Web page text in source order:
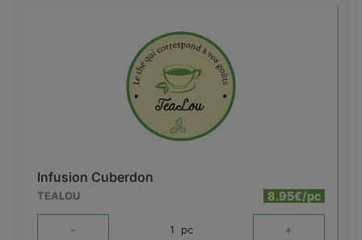
Infusion Cuberdon
TEALOU 8.95€/pc
- 1 pc +